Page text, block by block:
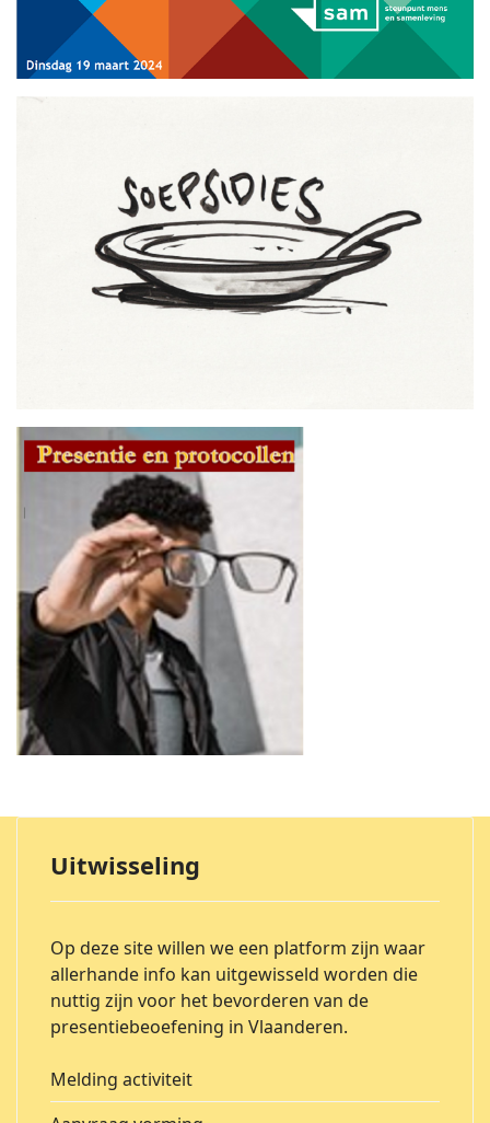
Uitwisseling
Op deze site willen we een platform zijn waar
allerhande info kan uitgewisseld worden die
nuttig zijn voor het bevorderen van de
presentiebeoefening in Vlaanderen.
Melding activiteit